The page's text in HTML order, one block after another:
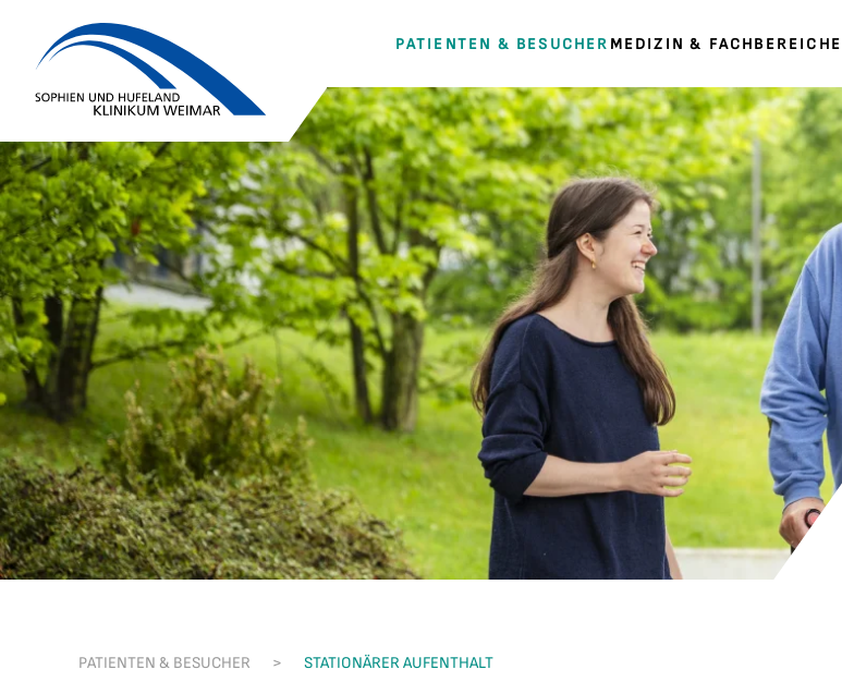
PATIENTEN & BESUCHER MEDIZIN & FACHBEREICHE
PATIENTEN & BESUCHER STATIONÄRER AUFENTHALT